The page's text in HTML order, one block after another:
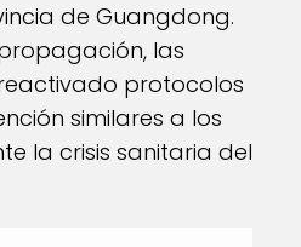
de Guangdong.
las
protocolos
similares a los
la crisis sanitaria del